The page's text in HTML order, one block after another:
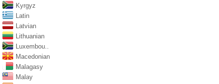
Kyrgyz
Latin
Latvian
Lithuanian
Luxembou..
Macedonian
Malagasy
Malay